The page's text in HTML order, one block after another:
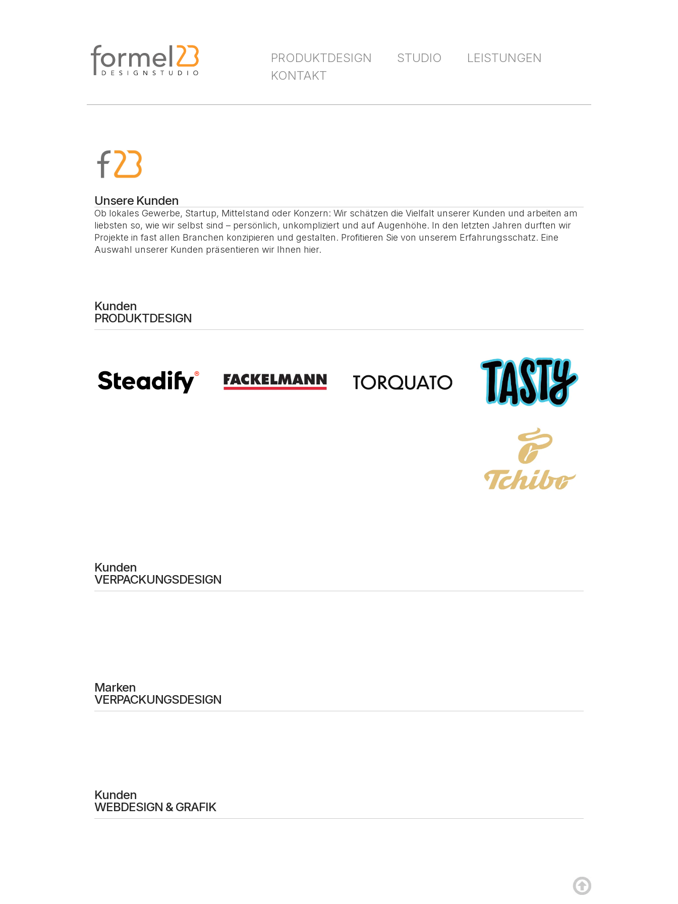
PRODUKTDESIGN STUDIO
LEISTUNGEN
KONTAKT
Unsere Kunden
Ob lokales Gewerbe, Startup, Mittelstand oder Konzern: Wir schätzen die Vielfalt unserer Kunden und arbeiten am
liebsten so, wie wir selbst sind – persönlich, unkompliziert und auf Augenhöhe. In den letzten Jahren durften wir
Projekte in fast allen Branchen konzipieren und gestalten. Profitieren Sie von unserem Erfahrungsschatz. Eine
Auswahl unserer Kunden präsentieren wir Ihnen hier.
Kunden
PRODUKTDESIGN
Kunden
VERPACKUNGSDESIGN
Marken
VERPACKUNGSDESIGN
Kunden
WEBDESIGN & GRAFIK